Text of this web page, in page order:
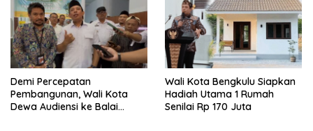
Demi Percepatan
Pembangunan, Wali Kota
Dewa Audiensi ke Balai
Wali Kota Bengkulu Siapkan
Hadiah Utama 1 Rumah
Senilai Rp 170 Juta